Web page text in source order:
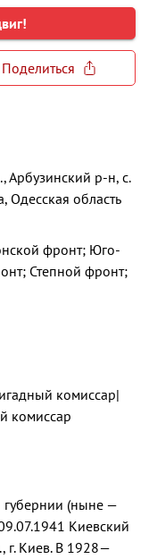
Поделиться
Арбузинский р-н, с.
Одесская область
фронт; Юго-
Степной фронт;
комиссар|
комиссар
губернии (ныне —
Киевский
г. Киев. В 1928—